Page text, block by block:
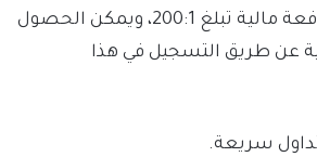
4000$، كما يوجد رافعة مالية تبلغ 200:1، ويمكن الحصول
عن طريق التسجيل في هذا
سريعة.